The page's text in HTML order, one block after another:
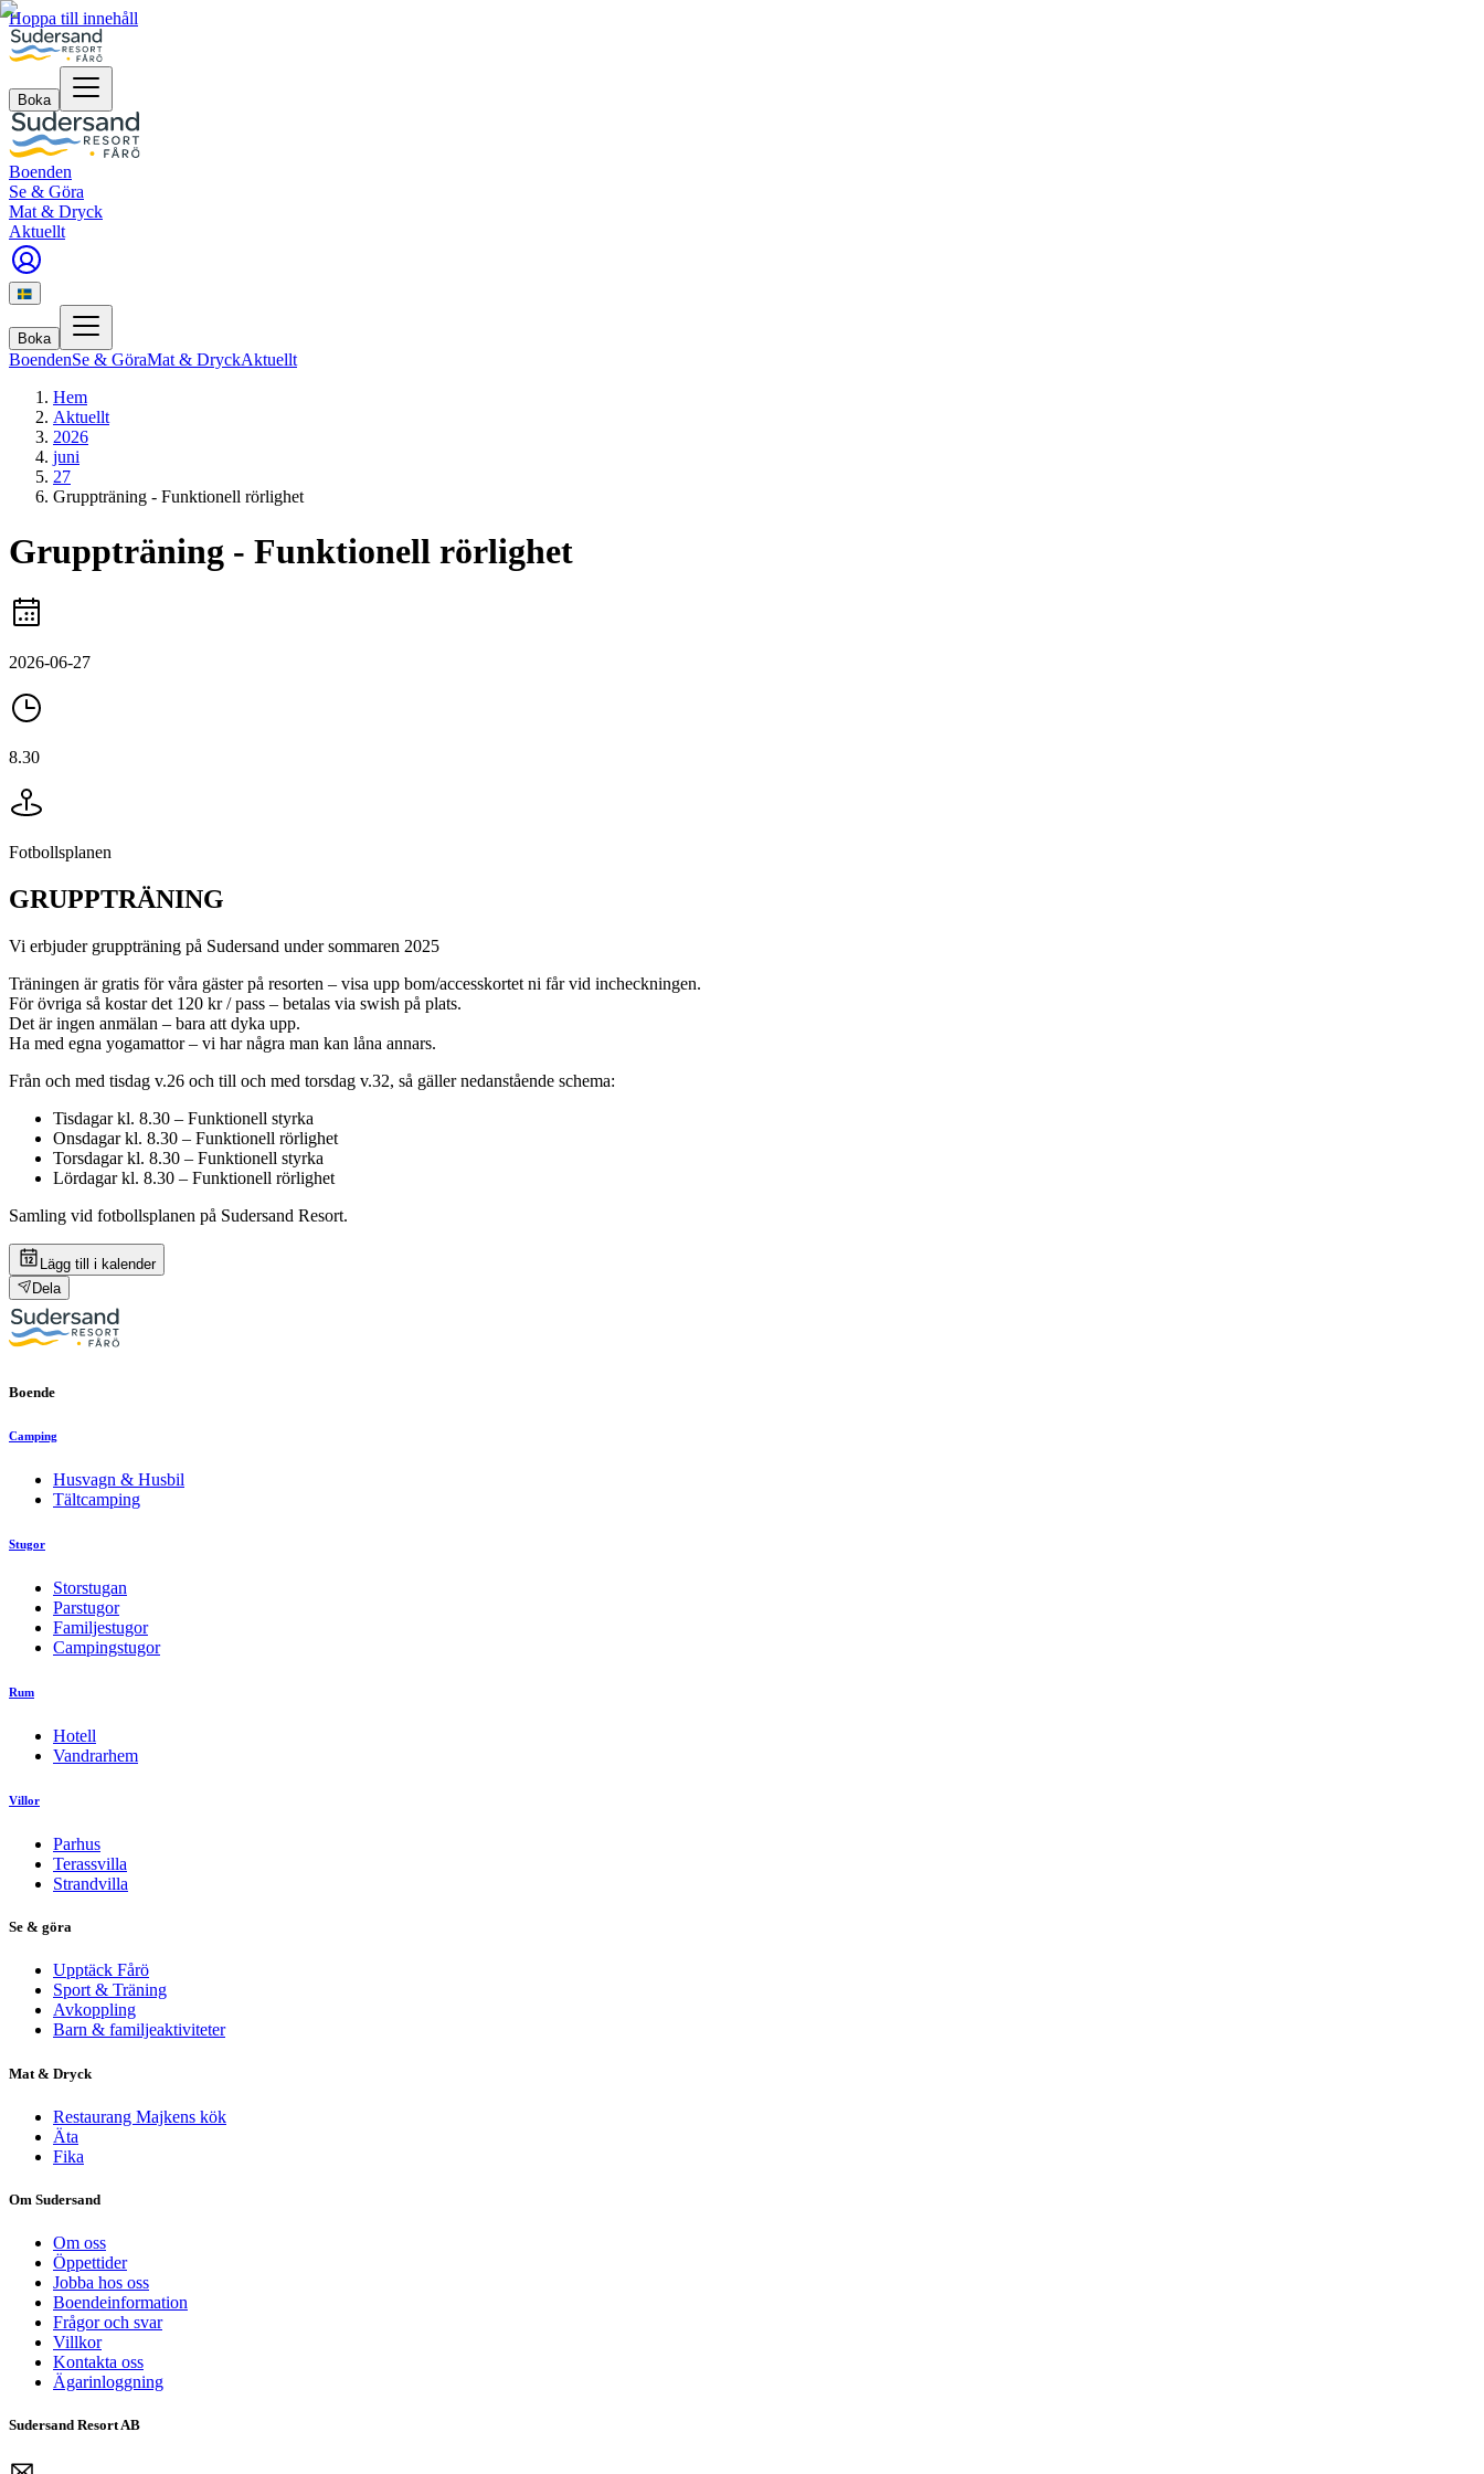
Hoppa till innehåll
Boka
Boenden
Se & Göra
Mat & Dryck
Aktuellt
Boka
BoendenSe & GöraMat & DryckAktuellt
Hem
Aktuellt
2026
juni
27
Gruppträning - Funktionell rörlighet
Gruppträning - Funktionell rörlighet
2026-06-27
8.30
Fotbollsplanen
GRUPPTRÄNING
Vi erbjuder gruppträning på Sudersand under sommaren 2025
Träningen är gratis för våra gäster på resorten – visa upp bom/accesskortet ni får vid incheckningen.
För övriga så kostar det 120 kr / pass – betalas via swish på plats.
Det är ingen anmälan – bara att dyka upp.
Ha med egna yogamattor – vi har några man kan låna annars.
Från och med tisdag v.26 och till och med torsdag v.32, så gäller nedanstående schema:
Tisdagar kl. 8.30 – Funktionell styrka
Onsdagar kl. 8.30 – Funktionell rörlighet
Torsdagar kl. 8.30 – Funktionell styrka
Lördagar kl. 8.30 – Funktionell rörlighet
Samling vid fotbollsplanen på Sudersand Resort.
Lägg till i kalender
Dela
Boende
Camping
Husvagn & Husbil
Tältcamping
Stugor
Storstugan
Parstugor
Familjestugor
Campingstugor
Rum
Hotell
Vandrarhem
Villor
Parhus
Terassvilla
Strandvilla
Se & göra
Upptäck Fårö
Sport & Träning
Avkoppling
Barn & familjeaktiviteter
Mat & Dryck
Restaurang Majkens kök
Äta
Fika
Om Sudersand
Om oss
Öppettider
Jobba hos oss
Boendeinformation
Frågor och svar
Villkor
Kontakta oss
Ägarinloggning
Sudersand Resort AB